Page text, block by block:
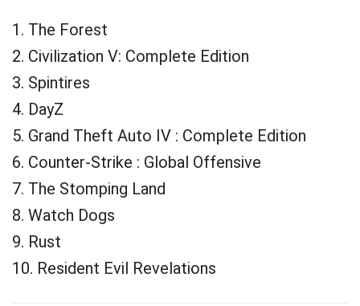
1. The Forest
2. Civilization V: Complete Edition
3. Spintires
4. DayZ
5. Grand Theft Auto IV : Complete Edition
6. Counter-Strike : Global Offensive
7. The Stomping Land
8. Watch Dogs
9. Rust
10. Resident Evil Revelations